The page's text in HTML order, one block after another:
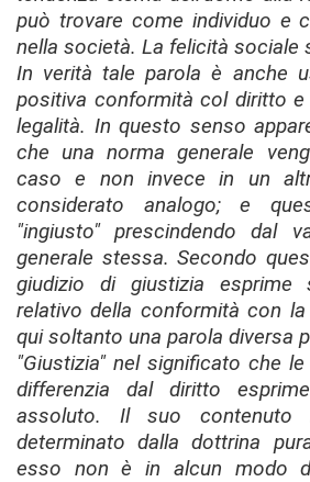
può trovare come individuo e
nella società. La felicità sociale
In verità tale parola è anche
positiva conformità col diritto e
legalità. In questo senso
che una norma generale
caso e non invece in un
considerato analogo; e
"ingiusto" prescindendo dal
generale stessa. Secondo
giudizio di giustizia esprime
relativo della conformità con
qui soltanto una parola diversa
"Giustizia" nel significato che
differenzia dal diritto
assoluto. Il suo contenuto
determinato dalla dottrina
esso non è in alcun modo